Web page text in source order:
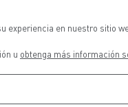
experiencia en nuestro sitio
u obtenga más información